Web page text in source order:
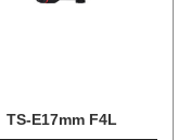
TS-E17mm F4L